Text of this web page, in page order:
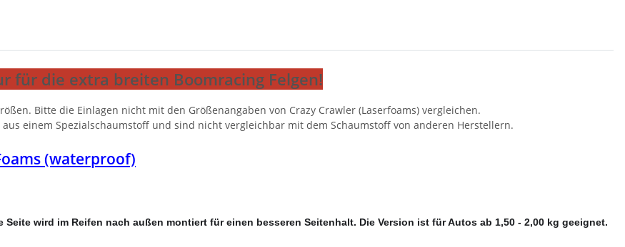
für die extra breiten Boomracing Felgen!
Bitte die Einlagen nicht mit den Größenangaben von Crazy Crawler (Laserfoams) vergleichen.
aus einem Spezialschaumstoff und sind nicht vergleichbar mit dem Schaumstoff von anderen Herstellern.
(waterproof)
Seite wird im Reifen nach außen montiert für einen besseren Seitenhalt. Die Version ist für Autos ab 1,50 - 2,00 kg geeignet.